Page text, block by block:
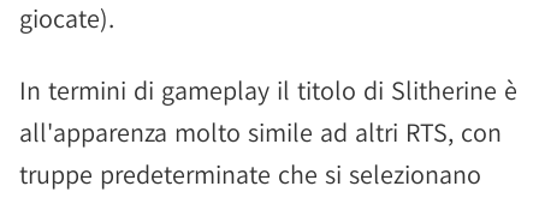
giocate).
In termini di gameplay il titolo di Slitherine è
all'apparenza molto simile ad altri RTS, con
truppe predeterminate che si selezionano